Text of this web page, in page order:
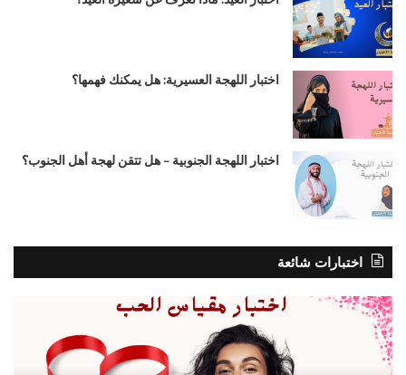
اختبار اللهجة العسيرية: هل يمكنك فهمها؟
اختبار اللهجة الجنوبية – هل تتقن لهجة أهل الجنوب؟
اختبارات شائعة
اختبار
مقياس
الحب،
ماهي